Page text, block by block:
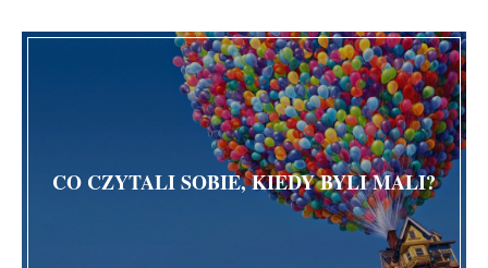
CO CZYTALI SOBIE, KIEDY BYLI MALI?